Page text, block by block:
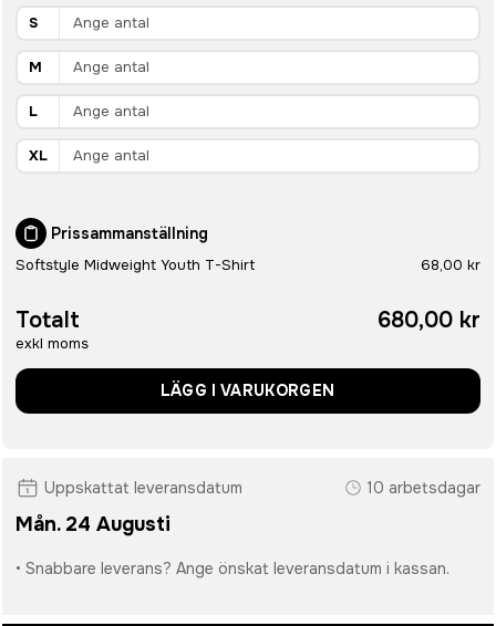
S
M
L
XL
Prissammanställning
Softstyle Midweight Youth T-Shirt 68,00 kr
Totalt
exkl moms
680,00 kr
LÄGG I VARUKORGEN
Uppskattat leveransdatum 10 arbetsdagar
Mån. 24 Augusti
• Snabbare leverans? Ange önskat leveransdatum i kassan.